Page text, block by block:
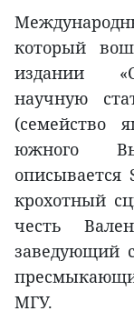
который
издании
научную
(семейство
южного
описывается
крохотный
честь
заведующий
МГУ.